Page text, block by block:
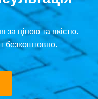
ціною та якістю.
безкоштовно.